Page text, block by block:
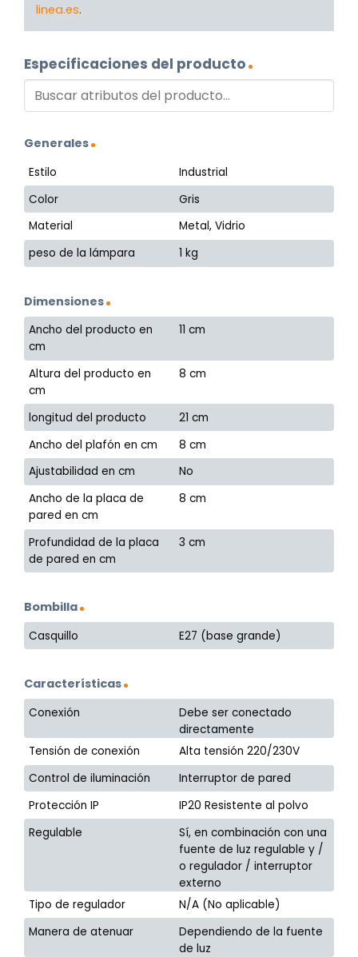
linea.es.
Especificaciones del producto
Generales
Estilo
Industrial
Color
Gris
Material
Metal, Vidrio
peso de la lámpara
1 kg
Dimensiones
Ancho del producto en
cm
11 cm
Altura del producto en
cm
8 cm
longitud del producto
21 cm
Ancho del plafón en cm
8 cm
Ajustabilidad en cm
No
Ancho de la placa de
pared en cm
8 cm
Profundidad de la placa
de pared en cm
3 cm
Bombilla
Casquillo E27 (base grande)
Características
Conexión
Debe ser conectado
directamente
Tensión de conexión
Alta tensión 220/230V
Control de iluminación
Interruptor de pared
Protección IP
IP20 Resistente al polvo
Regulable
Sí, en combinación con una
fuente de luz regulable y /
o regulador / interruptor
externo
Tipo de regulador
N/A (No aplicable)
Manera de atenuar
Dependiendo de la fuente
de luz